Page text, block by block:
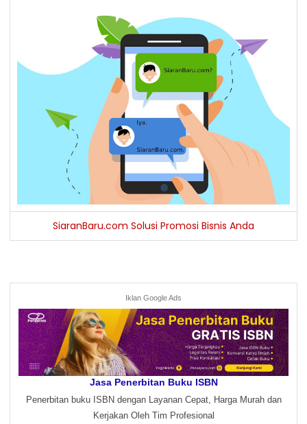
SiaranBaru.com Solusi Promosi Bisnis Anda
Iklan Google Ads
Jasa Penerbitan Buku ISBN
Penerbitan buku ISBN dengan Layanan Cepat, Harga Murah dan
Kerjakan Oleh Tim Profesional